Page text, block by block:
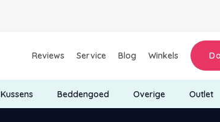
Reviews Service Blog Winkels
Kussens Beddengoed Overige Outlet